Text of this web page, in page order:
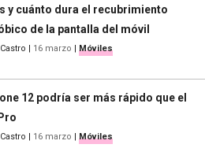
y cuánto dura el recubrimiento
de la pantalla del móvil
| 16 marzo | Móviles
12 podría ser más rápido que el
| 16 marzo | Móviles